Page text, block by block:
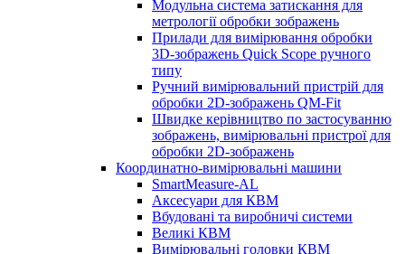
Модульна система затискання для
метрології обробки зображень
Прилади для вимірювання обробки
3D-зображень Quick Scope ручного
типу
Ручний вимірювальний пристрій для
обробки 2D-зображень QM-Fit
Швидке керівництво по застосуванню
зображень, вимірювальні пристрої для
обробки 2D-зображень
Координатно-вимірювальні машини
SmartMeasure-AL
Аксесуари для КВМ
Вбудовані та виробничі системи
Великі КВМ
Вимірювальні головки КВМ